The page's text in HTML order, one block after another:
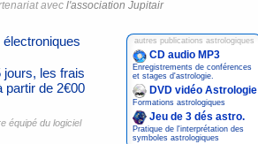
avec l'association Jupitair
les frais
partir de 2€00
équipé du logiciel
autres publications astrologiques
CD audio MP3
Enregistrements de conférences
et stages d'astrologie.
DVD vidéo Astrologie
Formations astrologiques
Jeu de 3 dés astro.
Pratique de l'interprétation des
symboles astrologiques